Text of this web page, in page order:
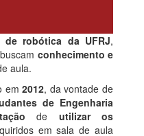
de robótica da UFRJ,
conhecimento e
aula.
em2012, da vontade de
de Engenharia
de utilizar os
em sala de aula